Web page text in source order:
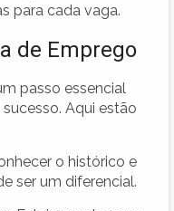
para cada vaga.
de Emprego
passo essencial
Aqui estão
o histórico e
ser um diferencial.